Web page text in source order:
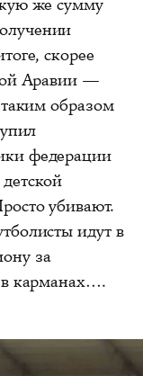
же сумму
скорее
Аравии —
образом
федерации
убивают.
идут в
за
в карманах….